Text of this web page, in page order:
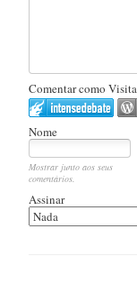
Comentar como
Nome
Mostrar junto aos seus
comentários.
Assinar